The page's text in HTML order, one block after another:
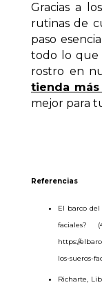
Gracias a
rutinas de
paso
todo lo que
rostro en
tienda más
mejor para
Referencias
El barco del
faciales?
https://
los-sueros-
Richarte,